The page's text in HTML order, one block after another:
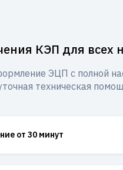
КЭП для всех
ЭЦП с полной
техническая
от 30 минут